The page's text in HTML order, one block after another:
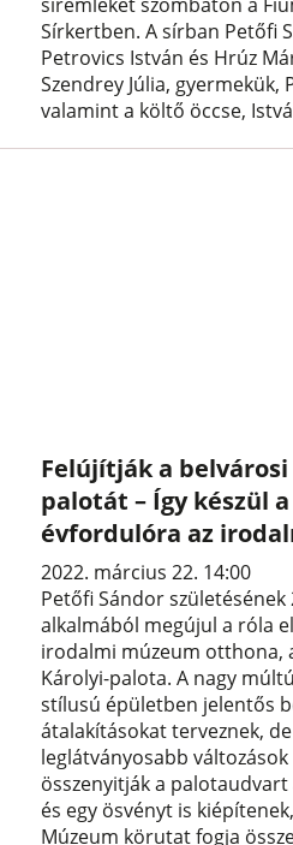
Sírkertben. A sírban Petőfi
Petrovics István és Hrúz
Szendrey Júlia, gyermekük,
valamint a költő öccse,
Felújítják a
palotát – Így készül
évfordulóra az
2022. március 22. 14:00
Petőfi Sándor
alkalmából megújul a róla
irodalmi múzeum otthona,
Károlyi-palota. A nagy
stílusú épületben jelentős
átalakításokat terveznek,
leglátványosabb változások
összenyitják a
és egy ösvényt is
Múzeum körutat fogja